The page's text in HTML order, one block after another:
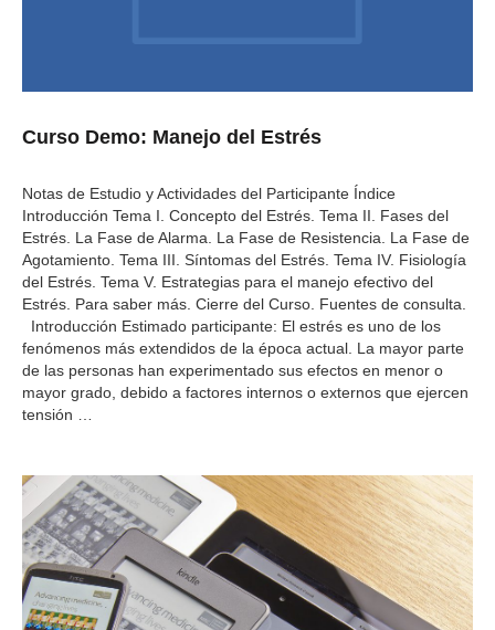
Curso Demo: Manejo del Estrés
Notas de Estudio y Actividades del Participante Índice
Introducción Tema I. Concepto del Estrés. Tema II. Fases del
Estrés. La Fase de Alarma. La Fase de Resistencia. La Fase de
Agotamiento. Tema III. Síntomas del Estrés. Tema IV. Fisiología
del Estrés. Tema V. Estrategias para el manejo efectivo del
Estrés. Para saber más. Cierre del Curso. Fuentes de consulta.
Introducción Estimado participante: El estrés es uno de los
fenómenos más extendidos de la época actual. La mayor parte
de las personas han experimentado sus efectos en menor o
mayor grado, debido a factores internos o externos que ejercen
tensión